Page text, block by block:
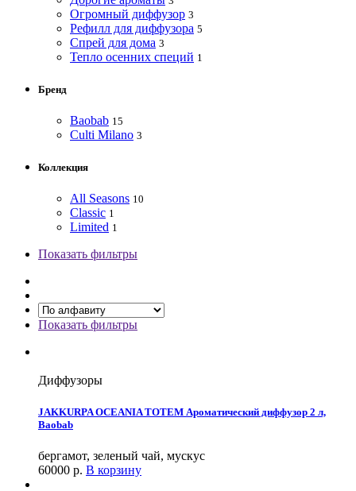
Огромный диффузор 3
Рефилл для диффузора 5
Спрей для дома 3
Тепло осенних специй 1
Бренд
Baobab 15
Culti Milano 3
Коллекция
All Seasons 10
Classic 1
Limited 1
Показать фильтры
Показать фильтры
Диффузоры
JAKKURPA OCEANIA TOTEM Ароматический диффузор 2 л,
Baobab
бергамот, зеленый чай, мускус
60000 р. В корзину